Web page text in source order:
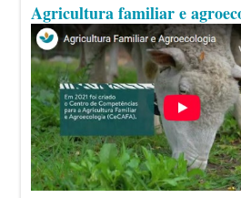
Agricultura familiar e